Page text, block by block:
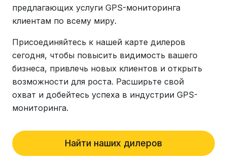
предлагающих услуги GPS-мониторинга
клиентам по всему миру.
Присоединяйтесь к нашей карте дилеров
сегодня, чтобы повысить видимость вашего
бизнеса, привлечь новых клиентов и открыть
возможности для роста. Расширьте свой
охват и добейтесь успеха в индустрии GPS-
мониторинга.
Найти наших дилеров